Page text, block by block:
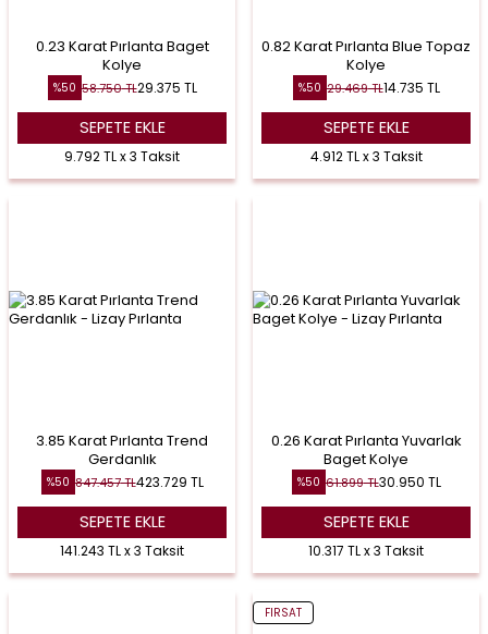
0.23 Karat Pırlanta Baget
Kolye
%50 58.750TL29.375 TL
SEPETE EKLE
9.792 TL x 3 Taksit
0.82 Karat Pırlanta Blue Topaz
Kolye
%50 29.469TL14.735 TL
SEPETE EKLE
4.912 TL x 3 Taksit
3.85 Karat Pırlanta Trend
Gerdanlık
%50 847.457TL423.729 TL
SEPETE EKLE
141.243 TL x 3 Taksit
0.26 Karat Pırlanta Yuvarlak
Baget Kolye
%50 61.899TL30.950 TL
SEPETE EKLE
10.317 TL x 3 Taksit
FIRSAT